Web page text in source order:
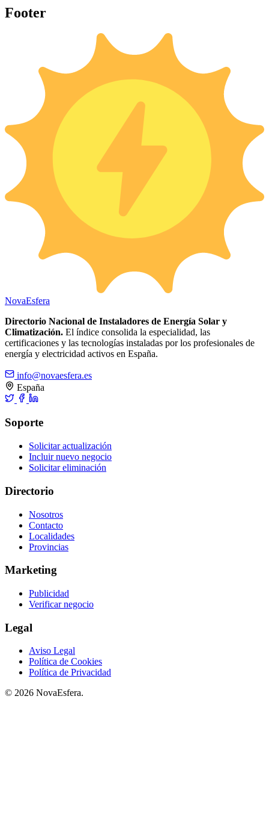
Footer
NovaEsfera
Directorio Nacional de Instaladores de Energía Solar y
Climatización. El índice consolida la especialidad, las
certificaciones y las tecnologías instaladas por los profesionales de
energía y electricidad activos en España.
info@novaesfera.es
España
Soporte
Solicitar actualización
Incluir nuevo negocio
Solicitar eliminación
Directorio
Nosotros
Contacto
Localidades
Provincias
Marketing
Publicidad
Verificar negocio
Legal
Aviso Legal
Política de Cookies
Política de Privacidad
© 2026 NovaEsfera.